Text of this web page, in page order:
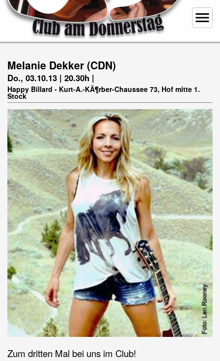
menu
Melanie Dekker (CDN)
Do., 03.10.13 | 20.30h |
Happy Billard - Kurt-A.-KÃ¶rber-Chaussee 73, Hof mitte 1.
Stock
Zum dritten Mal bei uns im Club!